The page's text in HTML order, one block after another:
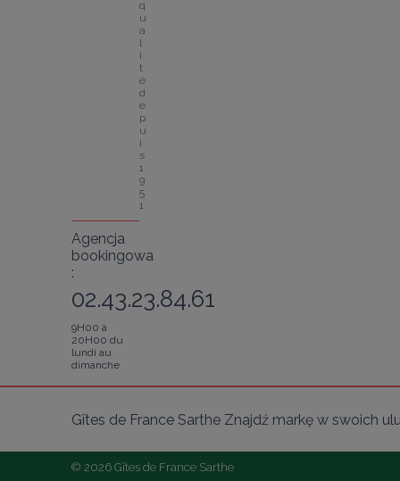
q
u
a
l
i
t
é
d
e
p
u
i
s
1
9
5
1
Agencja
bookingowa
:
02.43.23.84.61
9H00 à
20H00 du
lundi au
dimanche
Gîtes de France Sarthe Znajdź markę w swoich
© 2026 Gîtes de France Sarthe